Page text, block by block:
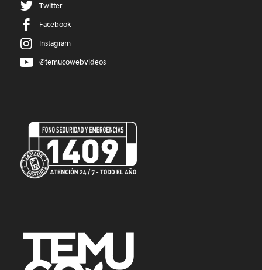
Twitter
Facebook
Instagram
@temucowebvideos